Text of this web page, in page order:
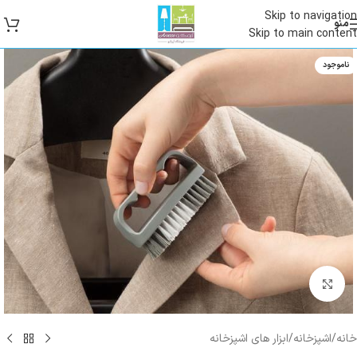
Skip to navigation
Skip to main content
منو
ناموجود
بزرگنمایی تصویر
خانه/اشپزخانه/ابزار های اشپزخانه